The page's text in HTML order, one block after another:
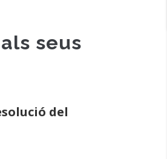
seus
del